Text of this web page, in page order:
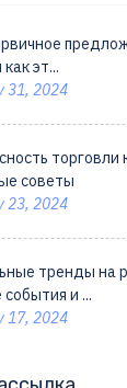
эт...
31, 2024
советы
23, 2024
тренды на
и ...
17, 2024